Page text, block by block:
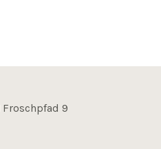
Froschpfad 9